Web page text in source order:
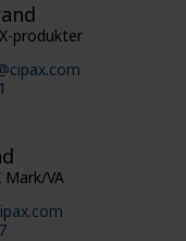
produkter
Mark/VA